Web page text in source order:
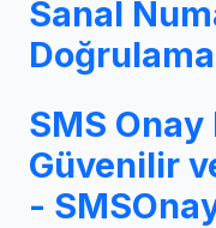
Sanal
Doğrulama
SMS Onay
Güvenilir
-